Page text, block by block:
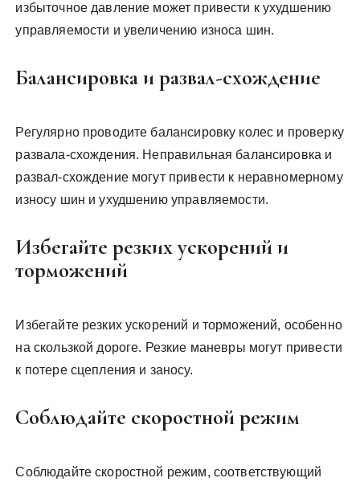
избыточное давление может привести к ухудшению
управляемости и увеличению износа шин.
Балансировка и развал-схождение
Регулярно проводите балансировку колес и проверку
развала-схождения. Неправильная балансировка и
развал-схождение могут привести к неравномерному
износу шин и ухудшению управляемости.
Избегайте резких ускорений и
торможений
Избегайте резких ускорений и торможений, особенно
на скользкой дороге. Резкие маневры могут привести
к потере сцепления и заносу.
Соблюдайте скоростной режим
Соблюдайте скоростной режим, соответствующий